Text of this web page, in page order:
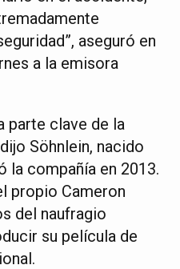
aseguró en
a la emisora
parte clave de la
Söhnlein, nacido
la compañía en 2013.
propio Cameron
del naufragio
su película de